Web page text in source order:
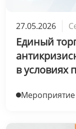
27.05.2026
Единый
в условиях